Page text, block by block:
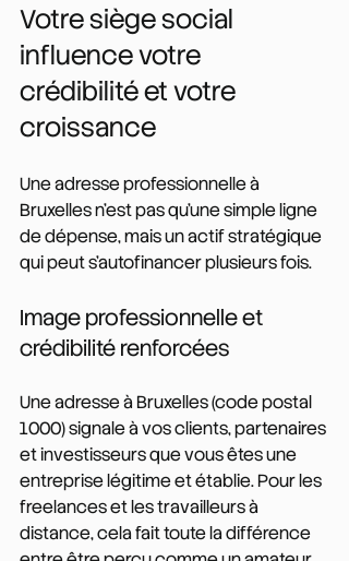
Votre siège social
influence votre
crédibilité et votre
croissance
Une adresse professionnelle à
Bruxelles n'est pas qu'une simple ligne
de dépense, mais un actif stratégique
qui peut s'autofinancer plusieurs fois.
Image professionnelle et
crédibilité renforcées
Une adresse à Bruxelles (code postal
1000) signale à vos clients, partenaires
et investisseurs que vous êtes une
entreprise légitime et établie. Pour les
freelances et les travailleurs à
distance, cela fait toute la différence